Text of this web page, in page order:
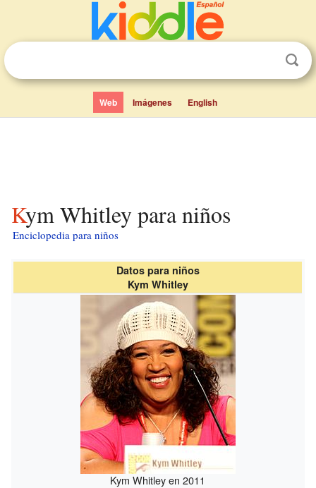
Web Imágenes English
Kym Whitley para niños
Enciclopedia para niños
Datos para niños
Kym Whitley
Kym Whitley en 2011